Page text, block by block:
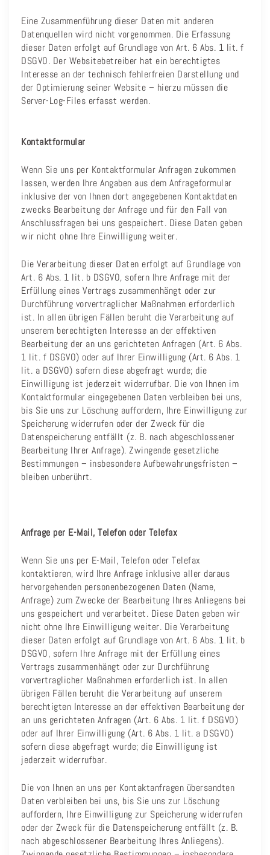
Eine Zusammenführung dieser Daten mit anderen
Datenquellen wird nicht vorgenommen. Die Erfassung
dieser Daten erfolgt auf Grundlage von Art. 6 Abs. 1 lit. f
DSGVO. Der Websitebetreiber hat ein berechtigtes
Interesse an der technisch fehlerfreien Darstellung und
der Optimierung seiner Website – hierzu müssen die
Server-Log-Files erfasst werden.
Kontaktformular
Wenn Sie uns per Kontaktformular Anfragen zukommen
lassen, werden Ihre Angaben aus dem Anfrageformular
inklusive der von Ihnen dort angegebenen Kontaktdaten
zwecks Bearbeitung der Anfrage und für den Fall von
Anschlussfragen bei uns gespeichert. Diese Daten geben
wir nicht ohne Ihre Einwilligung weiter.
Die Verarbeitung dieser Daten erfolgt auf Grundlage von
Art. 6 Abs. 1 lit. b DSGVO, sofern Ihre Anfrage mit der
Erfüllung eines Vertrags zusammenhängt oder zur
Durchführung vorvertraglicher Maßnahmen erforderlich
ist. In allen übrigen Fällen beruht die Verarbeitung auf
unserem berechtigten Interesse an der effektiven
Bearbeitung der an uns gerichteten Anfragen (Art. 6 Abs.
1 lit. f DSGVO) oder auf Ihrer Einwilligung (Art. 6 Abs. 1
lit. a DSGVO) sofern diese abgefragt wurde; die
Einwilligung ist jederzeit widerrufbar. Die von Ihnen im
Kontaktformular eingegebenen Daten verbleiben bei uns,
bis Sie uns zur Löschung auffordern, Ihre Einwilligung zur
Speicherung widerrufen oder der Zweck für die
Datenspeicherung entfällt (z. B. nach abgeschlossener
Bearbeitung Ihrer Anfrage). Zwingende gesetzliche
Bestimmungen – insbesondere Aufbewahrungsfristen –
bleiben unberührt.
Anfrage per E-Mail, Telefon oder Telefax
Wenn Sie uns per E-Mail, Telefon oder Telefax
kontaktieren, wird Ihre Anfrage inklusive aller daraus
hervorgehenden personenbezogenen Daten (Name,
Anfrage) zum Zwecke der Bearbeitung Ihres Anliegens bei
uns gespeichert und verarbeitet. Diese Daten geben wir
nicht ohne Ihre Einwilligung weiter. Die Verarbeitung
dieser Daten erfolgt auf Grundlage von Art. 6 Abs. 1 lit. b
DSGVO, sofern Ihre Anfrage mit der Erfüllung eines
Vertrags zusammenhängt oder zur Durchführung
vorvertraglicher Maßnahmen erforderlich ist. In allen
übrigen Fällen beruht die Verarbeitung auf unserem
berechtigten Interesse an der effektiven Bearbeitung der
an uns gerichteten Anfragen (Art. 6 Abs. 1 lit. f DSGVO)
oder auf Ihrer Einwilligung (Art. 6 Abs. 1 lit. a DSGVO)
sofern diese abgefragt wurde; die Einwilligung ist
jederzeit widerrufbar.
Die von Ihnen an uns per Kontaktanfragen übersandten
Daten verbleiben bei uns, bis Sie uns zur Löschung
auffordern, Ihre Einwilligung zur Speicherung widerrufen
oder der Zweck für die Datenspeicherung entfällt (z. B.
nach abgeschlossener Bearbeitung Ihres Anliegens).